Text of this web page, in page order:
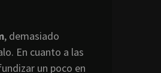
, demasiado
En cuanto a las
un poco en